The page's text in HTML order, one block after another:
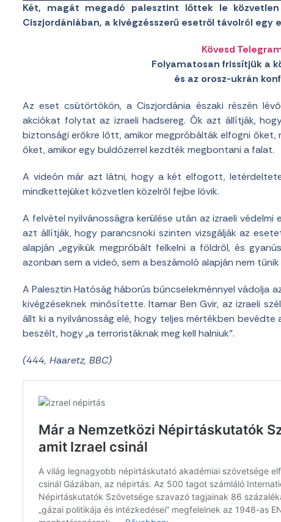
Két, magát megadó palesztint lőttek le
Ciszjordániában, a kivégzésszerű esetről távolról
Kövesd
Folyamatosan frissítjük a
és az orosz-ukrán
Az eset csütörtökön, a Ciszjordánia északi részén
akciókat folytat az izraeli hadsereg. Ők azt állítják,
biztonsági erőkre lőtt, amikor megpróbálták elfogni őket,
őket, amikor egy buldózerrel kezdték megbontani a falat.
A videón már azt látni, hogy a két elfogott,
mindkettejüket közvetlen közelről fejbe lövik.
A felvétel nyilvánosságra kerülése után az izraeli
azt állítják, hogy parancsnoki szinten vizsgálják az
alapján „egyikük megpróbált felkelni a földről, és
azonban sem a videó, sem a beszámoló alapján nem
A Palesztin Hatóság háborús bűncselekménnyel vádolja
kivégzéseknek minősítette. Itamar Ben Gvir, az izraeli
állt ki a nyilvánosság elé, hogy teljes mértékben
beszélt, hogy „a terroristáknak meg kell halniuk”.
(444, Haaretz, BBC)